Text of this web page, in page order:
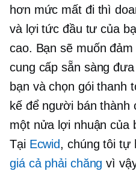
hơn mức mất đi thì
và lợi tức đầu tư của
cao. Bạn sẽ muốn
cung cấp sẵn sàng
bạn và chọn gói thanh
kế để người bán thành
một nửa lợi nhuận của
Tại Ecwid, chúng tôi tự
giá cả phải chăng vì